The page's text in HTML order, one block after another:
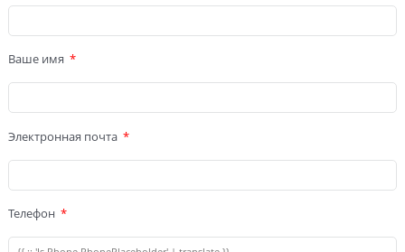
Ваше имя
Электронная почта
Телефон